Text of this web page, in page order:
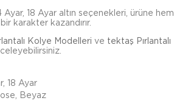
Ayar, 18 Ayar altın seçenekleri, ürüne hem
karakter kazandırır.
Kolye Modelleri ve tektaş Pırlantalı
18 Ayar
Beyaz